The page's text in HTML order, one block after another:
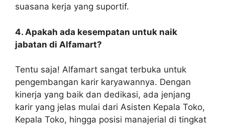
suasana kerja yang suportif.
4. Apakah ada kesempatan untuk naik
jabatan di Alfamart?
Tentu saja! Alfamart sangat terbuka untuk
pengembangan karir karyawannya. Dengan
kinerja yang baik dan dedikasi, ada jenjang
karir yang jelas mulai dari Asisten Kepala Toko,
Kepala Toko, hingga posisi manajerial di tingkat